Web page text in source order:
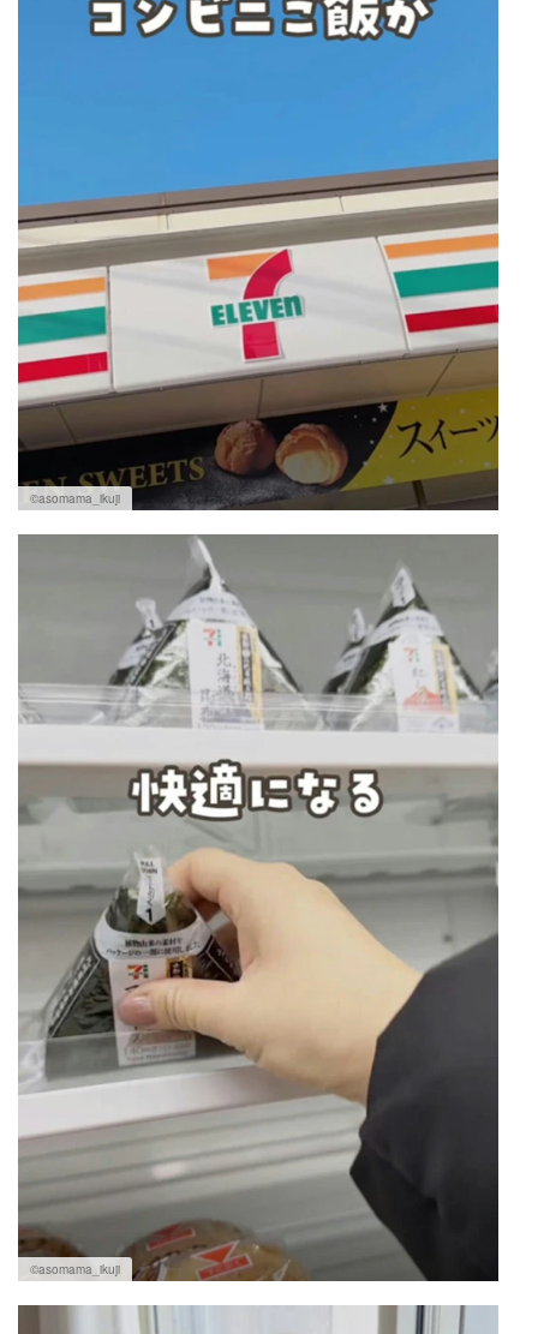
©asomama_ikuji
©asomama_ikuji